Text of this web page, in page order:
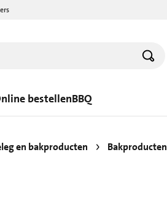
bestellenBBQ
en bakproducten Bakproducten